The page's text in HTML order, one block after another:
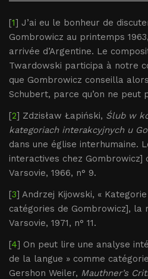
[1] J’ai eu le bonheur de
Gombrowicz au printemps
arrivée d’Argentine. Le
Twardowski participa à notre
que Gombrowicz conseilla
Schubert, parce qu’on ne peut
[2] Zdzisław Łapiński, Ślub w
kategoriach interakcyjnych u
dans une église interhumaine.
interactives chez Gombrowicz]
Varsovie, 1966, n° 9.
[3] Andrzej Kijowski, «
catégories de Gombrowicz], la
Varsovie, 1971, n° 11.
[4] On peut lire une analyse
de la langue » comme
Gershon Weiler, Mauthner’s